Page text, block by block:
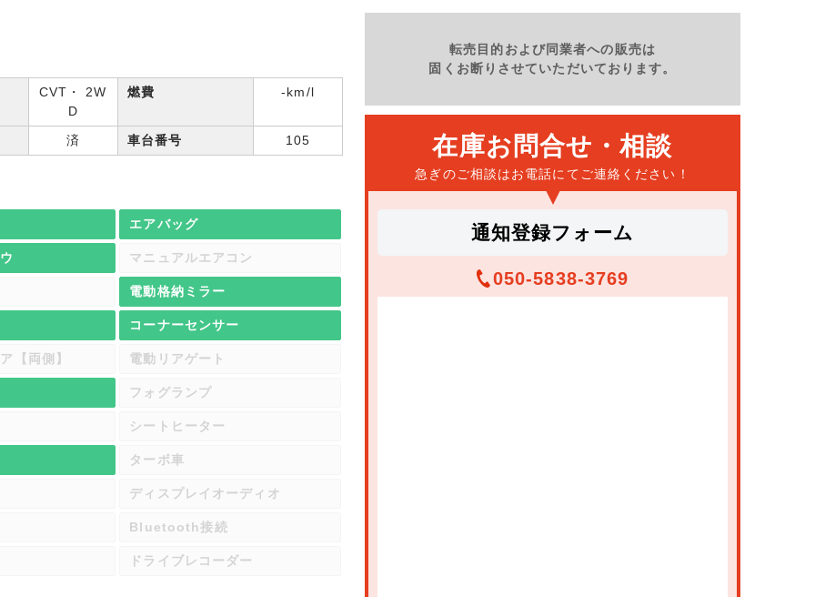
転売目的および同業者への販売は
固くお断りさせていただいております。
在庫お問合せ・相談
急ぎのご相談はお電話にて ご連絡ください！
通知登録フォーム
050-5838-3769
CVT・ 2W
D
燃費 -km/l
済 車台番号 105
エアバッグ
マニュアルエアコン
電動格納ミラー
コーナーセンサー
【両側】 電動リアゲート
フォグランプ
シートヒーター
ターボ車
ディスプレイオーディオ
Bluetooth接続
ドライブレコーダー